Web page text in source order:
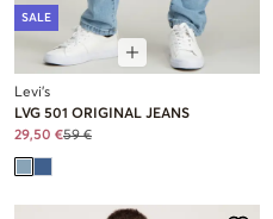
SALE
Levi's
LVG 501 ORIGINAL JEANS
29,50 €59 €